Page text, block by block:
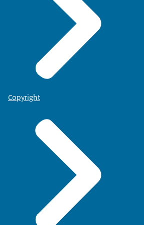
Copyright